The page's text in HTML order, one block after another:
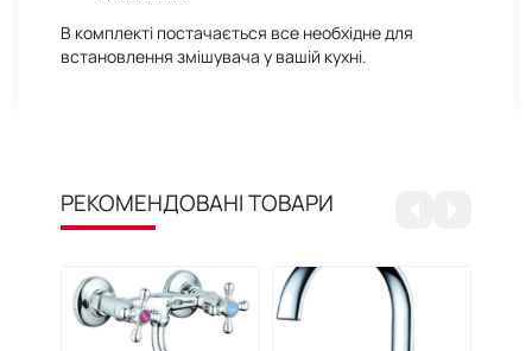
В комплекті постачається все необхідне для
встановлення змішувача у вашій кухні.
РЕКОМЕНДОВАНІ ТОВАРИ